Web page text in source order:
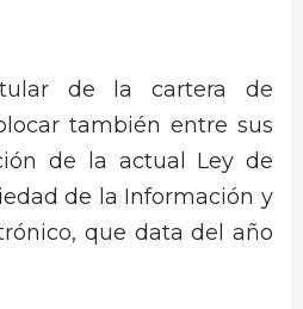
de la cartera de
también entre sus
de la actual Ley de
de la Información y
que data del año